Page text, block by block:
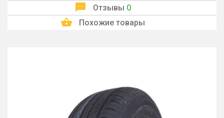
Отзывы 0
Похожие товары